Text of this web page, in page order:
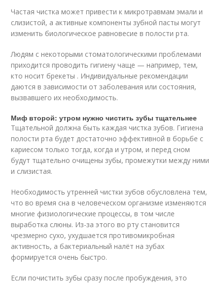
Частая чистка может привести к микротравмам эмали и
слизистой, а активные компоненты зубной пасты могут
изменить биологическое равновесие в полости рта.
Людям с некоторыми стоматологическими проблемами
приходится проводить гигиену чаще — например, тем,
кто носит брекеты . Индивидуальные рекомендации
даются в зависимости от заболевания или состояния,
вызвавшего их необходимость.
Миф второй: утром нужно чистить зубы тщательнее
Тщательной должна быть каждая чистка зубов. Гигиена
полости рта будет достаточно эффективной в борьбе с
кариесом только тогда, когда и утром, и перед сном
будут тщательно очищены зубы, промежутки между ними
и слизистая.
Необходимость утренней чистки зубов обусловлена тем,
что во время сна в человеческом организме изменяются
многие физиологические процессы, в том числе
выработка слюны. Из-за этого во рту становится
чрезмерно сухо, ухудшается противомикробная
активность, а бактериальный налёт на зубах
формируется очень быстро.
Если почистить зубы сразу после пробуждения, это